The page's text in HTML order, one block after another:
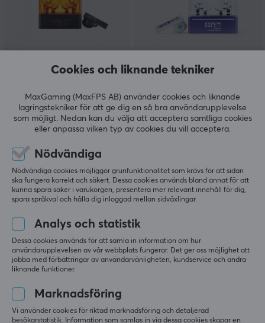
MoonDrop
- Svart
359 kr
MoonDrop
hörlurar
(0)
MoonDrop
Pill Trådlösa In-Ear
Hörlurar - Svart
In-Ear Hörlurar - Vit
Cookies och liknande tekniker
MaxGaming (MaxFPS AB) använder cookies och liknande
lagringstekniker för att ge dig en så bra användarupplevelse
som möjligt. Nedan kan du välja att acceptera samtliga cookies
eller anpassa vilken typ av cookies du vill acceptera.
Nödvändiga
Nödvändiga cookies möjliggör grunfunktionalitet som krävs för att sidan
ska fungera korrekt och säkert. Dessa cookies används bland annat för att
kunna spara saker i varukorgen, presentera mer relevant innehåll för dig,
spara språkval och hålla dig inloggad mellan sidväxlingar.
Analys och statistik
Dessa cookies används för att samla in information om hur
användarupplevelsen av vår webbplats fungerar. Det ger oss möjlighet att
jobba med förbättringar av användarvänligheten, kundservice och andra
liknande funktioner.
Marknadsföring
Vi använder cookies för riktad marknadsföring och detaljerad
besökarstatistik. Information som samlas in via dessa cookies skapar en